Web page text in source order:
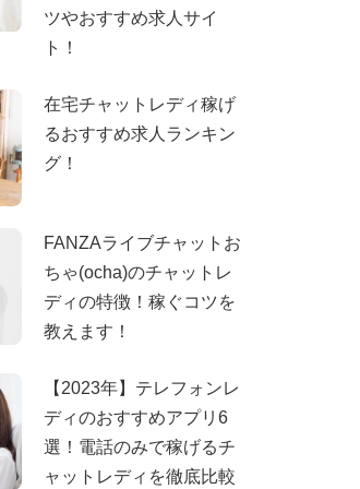
ツやおすすめ求人サイ
ト！
在宅チャットレディ稼げ
るおすすめ求人ランキン
グ！
FANZAライブチャットお
ちゃ(ocha)のチャットレ
ディの特徴！稼ぐコツを
教えます！
【2023年】テレフォンレ
ディのおすすめアプリ6
選！電話のみで稼げるチ
ャットレディを徹底比較